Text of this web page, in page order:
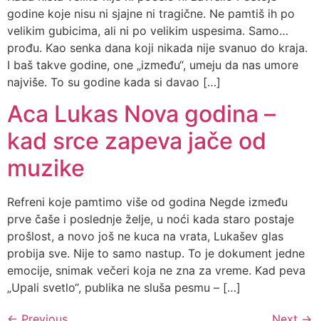
godine koje nisu ni sjajne ni tragične. Ne pamtiš ih po
velikim gubicima, ali ni po velikim uspesima. Samo…
prođu. Kao senka dana koji nikada nije svanuo do kraja.
I baš takve godine, one „između“, umeju da nas umore
najviše. To su godine kada si davao […]
Aca Lukas Nova godina –
kad srce zapeva jače od
muzike
Refreni koje pamtimo više od godina Negde između
prve čaše i poslednje želje, u noći kada staro postaje
prošlost, a novo još ne kuca na vrata, Lukašev glas
probija sve. Nije to samo nastup. To je dokument jedne
emocije, snimak večeri koja ne zna za vreme. Kad peva
„Upali svetlo“, publika ne sluša pesmu – […]